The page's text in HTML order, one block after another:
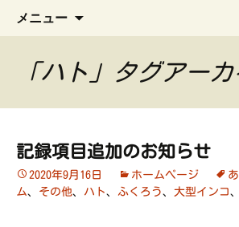
うちの子手帳
ペット管理用アプリ
メニュー
「ハト」タグアー
記録項目追加のお知らせ
2020年9月16日 ホームページ
ム、 その他、 ハト、 ふくろう、 大型インコ、